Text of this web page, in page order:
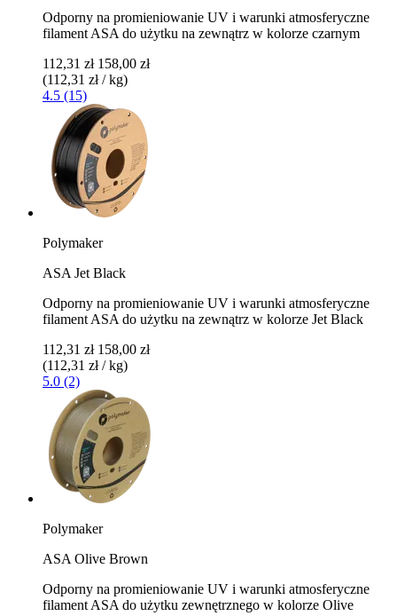
Odporny na promieniowanie UV i warunki atmosferyczne
filament ASA do użytku na zewnątrz w kolorze czarnym
112,31 zł 158,00 zł
(112,31 zł / kg)
4.5 (15)
Polymaker
ASA Jet Black
Odporny na promieniowanie UV i warunki atmosferyczne
filament ASA do użytku na zewnątrz w kolorze Jet Black
112,31 zł 158,00 zł
(112,31 zł / kg)
5.0 (2)
Polymaker
ASA Olive Brown
Odporny na promieniowanie UV i warunki atmosferyczne
filament ASA do użytku zewnętrznego w kolorze Olive